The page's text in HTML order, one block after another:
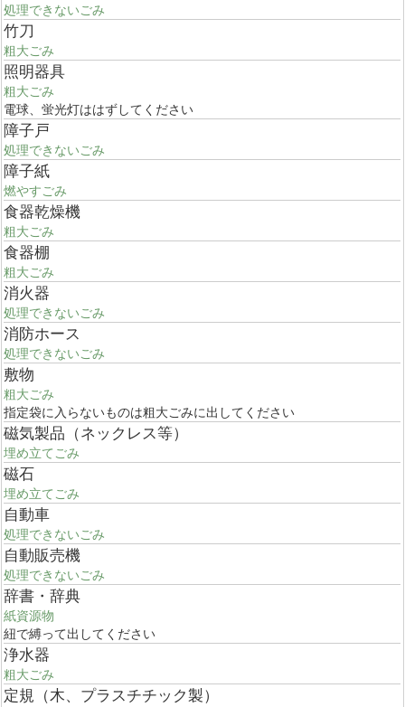
処理できないごみ
竹刀
粗大ごみ
照明器具
粗大ごみ
電球、蛍光灯ははずしてください
障子戸
処理できないごみ
障子紙
燃やすごみ
食器乾燥機
粗大ごみ
食器棚
粗大ごみ
消火器
処理できないごみ
消防ホース
処理できないごみ
敷物
粗大ごみ
指定袋に入らないものは粗大ごみに出してください
磁気製品（ネックレス等）
埋め立てごみ
磁石
埋め立てごみ
自動車
処理できないごみ
自動販売機
処理できないごみ
辞書・辞典
紙資源物
紐で縛って出してください
浄水器
粗大ごみ
定規（木、プラスチチック製）